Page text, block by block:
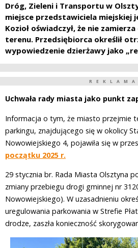
Dróg, Zieleni i Transportu w
miejsce przedstawiciela miejskiej
Kozioł oświadczył, że nie
terenu. Przedsiębiorca określił
wypowiedzenie dzierżawy jako
REKLAMA
Uchwała rady miasta jako punkt
Informacja o tym, że miasto przejmie
parkingu, znajdującego się w okolicy
Nowowiejskiego 4, pojawiła się w
początku 2025 r.
29 stycznia br. Rada Miasta Olsztyna
zmiany przebiegu drogi gminnej nr
Nowowiejskiego). W uzasadnieniu
uregulowania parkowania w Strefie
drodze, zaszła konieczność